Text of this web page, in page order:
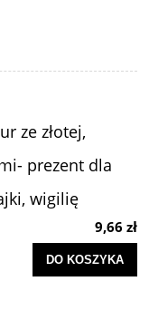
ze złotej,
prezent dla
wigilię
9,66 zł
DO KOSZYKA